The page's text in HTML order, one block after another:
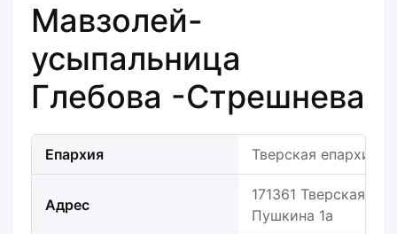
Мавзолей-
усыпальница
Глебова -Стрешнева
Епархия Тверская епархия
Адрес
171361 Тверская
Пушкина 1а